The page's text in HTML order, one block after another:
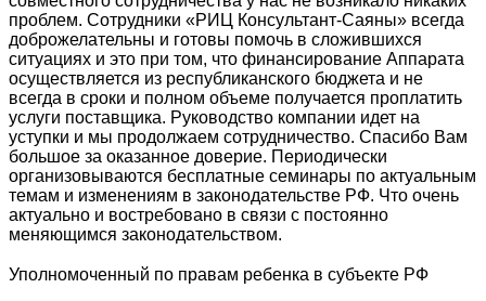
проблем. Сотрудники «РИЦ Консультант-Саяны» всегда
доброжелательны и готовы помочь в сложившихся
ситуациях и это при том, что финансирование Аппарата
осуществляется из республиканского бюджета и не
всегда в сроки и полном объеме получается проплатить
услуги поставщика. Руководство компании идет на
уступки и мы продолжаем сотрудничество. Спасибо Вам
большое за оказанное доверие. Периодически
организовываются бесплатные семинары по актуальным
темам и изменениям в законодательстве РФ. Что очень
актуально и востребовано в связи с постоянно
меняющимся законодательством.
Уполномоченный по правам ребенка в субъекте РФ